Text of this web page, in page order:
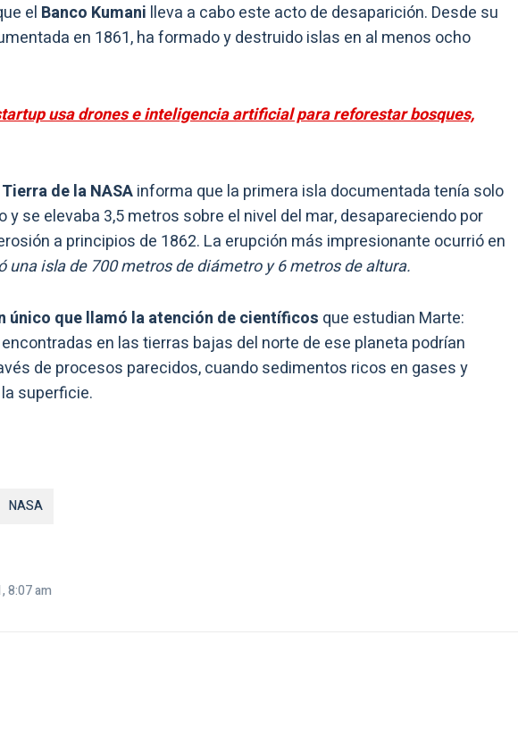
el Banco Kumani lleva a cabo este acto de desaparición. Desde su
en 1861, ha formado y destruido islas en al menos ocho
usa drones e inteligencia artificial para reforestar bosques,
de la NASAinforma que la primera isla documentada tenía solo
y se elevaba 3,5 metros sobre el nivel del mar, desapareciendo por
a principios de 1862. La erupción más impresionante ocurrió en
una isla de 700 metros de diámetro y 6 metros de altura.
único que llamó la atención de científicos que estudian Marte:
en las tierras bajas del norte de ese planeta podrían
de procesos parecidos, cuando sedimentos ricos en gases y
superficie.
NASA
8:07 am